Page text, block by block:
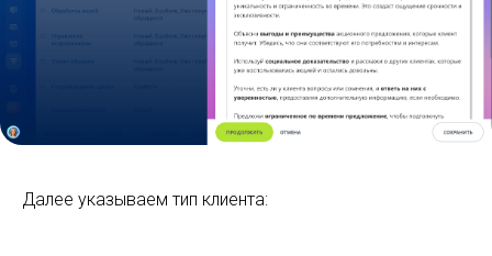
Далее указываем тип клиента: